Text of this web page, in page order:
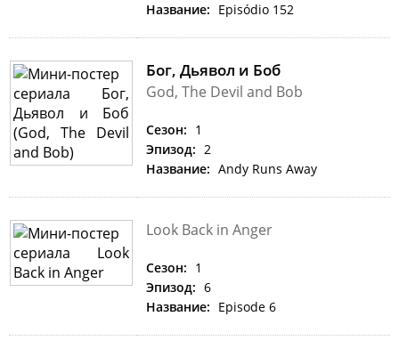
Название: Episódio 152
Бог, Дьявол и Боб
God, The Devil and Bob
Сезон: 1
Эпизод: 2
Название: Andy Runs Away
Look Back in Anger
Сезон: 1
Эпизод: 6
Название: Episode 6